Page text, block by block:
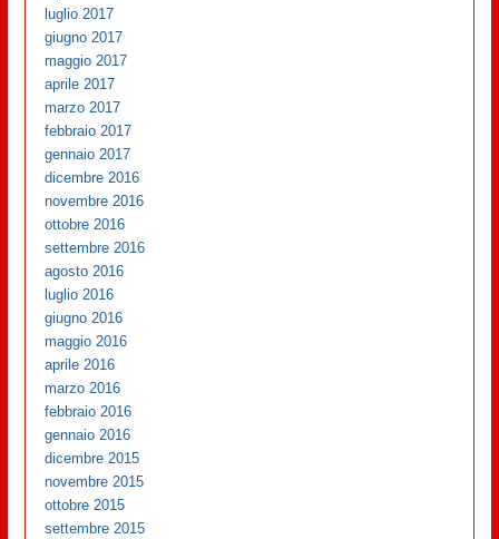
luglio 2017
giugno 2017
maggio 2017
aprile 2017
marzo 2017
febbraio 2017
gennaio 2017
dicembre 2016
novembre 2016
ottobre 2016
settembre 2016
agosto 2016
luglio 2016
giugno 2016
maggio 2016
aprile 2016
marzo 2016
febbraio 2016
gennaio 2016
dicembre 2015
novembre 2015
ottobre 2015
settembre 2015